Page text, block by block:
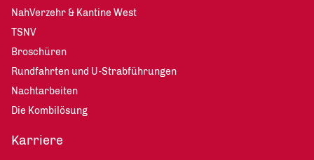
NahVerzehr & Kantine West
TSNV
Broschüren
Rundfahrten und U-Strabführungen
Nachtarbeiten
Die Kombilösung
Karriere